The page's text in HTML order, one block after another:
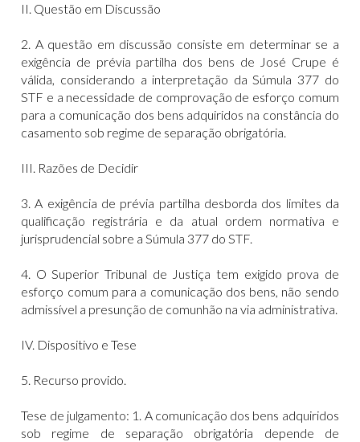
II. Questão em Discussão
2. A questão em discussão consiste em determinar se a
exigência de prévia partilha dos bens de José Crupe é
válida, considerando a interpretação da Súmula 377 do
STF e a necessidade de comprovação de esforço comum
para a comunicação dos bens adquiridos na constância do
casamento sob regime de separação obrigatória.
III. Razões de Decidir
3. A exigência de prévia partilha desborda dos limites da
qualificação registrária e da atual ordem normativa e
jurisprudencial sobre a Súmula 377 do STF.
4. O Superior Tribunal de Justiça tem exigido prova de
esforço comum para a comunicação dos bens, não sendo
admissível a presunção de comunhão na via administrativa.
IV. Dispositivo e Tese
5. Recurso provido.
Tese de julgamento: 1. A comunicação dos bens adquiridos
sob regime de separação obrigatória depende de